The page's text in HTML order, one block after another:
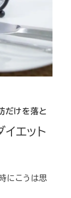
だけを落と
エット
にこうは思